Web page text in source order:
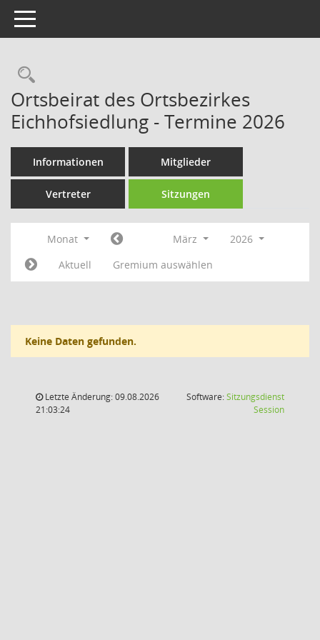
Toggle navigation
Rechercheauswahl
Ortsbeirat des Ortsbezirkes
Eichhofsiedlung - Termine 2026
Informationen Mitglieder
Vertreter Sitzungen
Monat März
2026
Aktuell
Gremium auswählen
Keine Daten gefunden.
Letzte Änderung: 09.08.2026
21:03:24
Software:Sitzungsdienst
Session(Wird in